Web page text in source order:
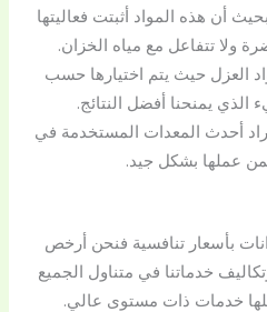
أن هذه المواد أثبتت فعاليتها
ولا تتفاعل مع مياه الخزان.
العزل حيث يتم اختيارها حسب
الذي يمنحنا أفضل النتائج.
أحدث المعدات المستخدمة في
عملها بشكل جيد.
بأسعار تنافسية فنحن أرخص
خدماتنا في متناول الجميع
خدمات ذات مستوى عالي.